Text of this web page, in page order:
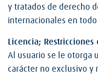
y tratados de derecho
internacionales en
Licencia; Restricciones
Al usuario se le otorga
carácter no exclusivo y